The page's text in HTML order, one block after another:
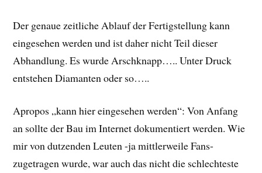
Der genaue zeitliche Ablauf der Fertigstellung kann
eingesehen werden und ist daher nicht Teil dieser
Abhandlung. Es wurde Arschknapp….. Unter Druck
entstehen Diamanten oder so…..
Apropos „kann hier eingesehen werden“: Von Anfang
an sollte der Bau im Internet dokumentiert werden. Wie
mir von dutzenden Leuten -ja mittlerweile Fans-
zugetragen wurde, war auch das nicht die schlechteste